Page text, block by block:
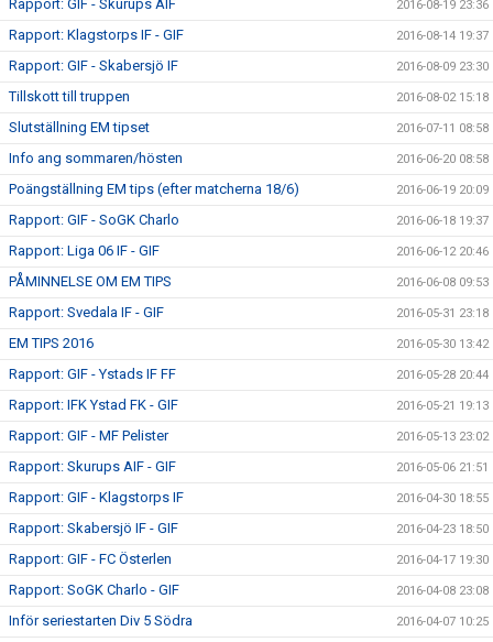
Rapport: GIF - Skurups AIF 2016-08-19 23:36
Rapport: Klagstorps IF - GIF 2016-08-14 19:37
Rapport: GIF - Skabersjö IF 2016-08-09 23:30
Tillskott till truppen 2016-08-02 15:18
Slutställning EM tipset 2016-07-11 08:58
Info ang sommaren/hösten 2016-06-20 08:58
Poängställning EM tips (efter matcherna 18/6) 2016-06-19 20:09
Rapport: GIF - SoGK Charlo 2016-06-18 19:37
Rapport: Liga 06 IF - GIF 2016-06-12 20:46
PÅMINNELSE OM EM TIPS 2016-06-08 09:53
Rapport: Svedala IF - GIF 2016-05-31 23:18
EM TIPS 2016 2016-05-30 13:42
Rapport: GIF - Ystads IF FF 2016-05-28 20:44
Rapport: IFK Ystad FK - GIF 2016-05-21 19:13
Rapport: GIF - MF Pelister 2016-05-13 23:02
Rapport: Skurups AIF - GIF 2016-05-06 21:51
Rapport: GIF - Klagstorps IF 2016-04-30 18:55
Rapport: Skabersjö IF - GIF 2016-04-23 18:50
Rapport: GIF - FC Österlen 2016-04-17 19:30
Rapport: SoGK Charlo - GIF 2016-04-08 23:08
Inför seriestarten Div 5 Södra 2016-04-07 10:25